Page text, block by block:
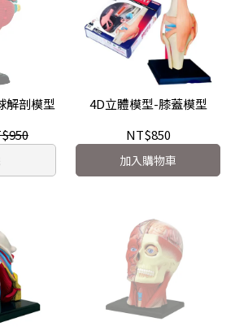
解剖模型
4D立體模型-膝蓋模型
NT$850
加入購物車